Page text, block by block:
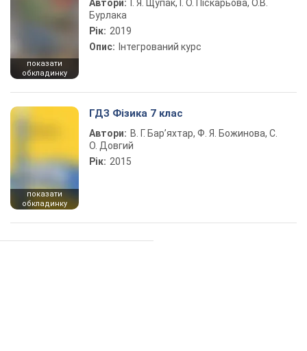
показати
обкладинку
Автори:
І. Я. Щупак, І. О. Піскарьова, О.В.
Бурлака
Рік: 2019
Опис: Інтегрований курс
показати
обкладинку
ГДЗ Фізика 7 клас
Автори: В. Г. Бар’яхтар, Ф. Я. Божинова, С.
О. Довгий
Рік: 2015